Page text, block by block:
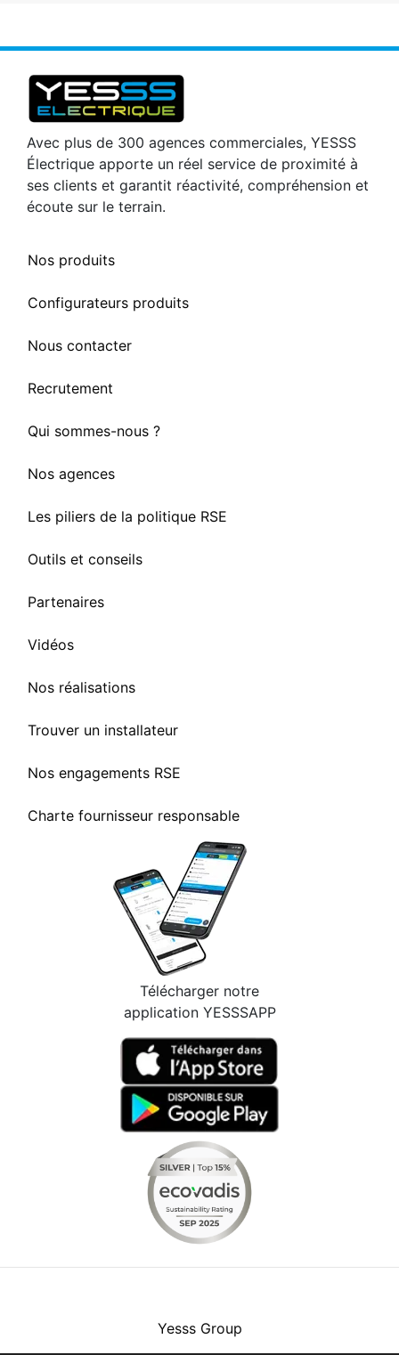
Avec plus de 300 agences commerciales, YESSS
Électrique apporte un réel service de proximité à
ses clients et garantit réactivité, compréhension et
écoute sur le terrain.
Nos produits
Configurateurs produits
Nous contacter
Recrutement
Qui sommes-nous ?
Nos agences
Les piliers de la politique RSE
Outils et conseils
Partenaires
Vidéos
Nos réalisations
Trouver un installateur
Nos engagements RSE
Charte fournisseur responsable
Télécharger notre
application YESSSAPP
Yesss Group